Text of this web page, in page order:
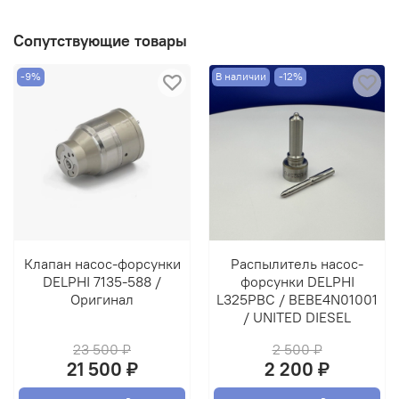
Сопутствующие товары
-9%
Клапан насос-форсунки
DELPHI 7135-588 /
Оригинал
23 500 ₽
21 500 ₽
В наличии -12%
Распылитель насос-
форсунки DELPHI
L325PBC / BEBE4N01001
/ UNITED DIESEL
2 500 ₽
2 200 ₽